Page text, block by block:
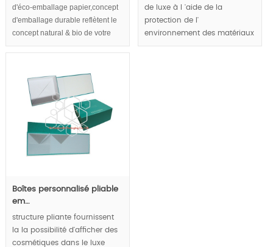
d'éco-emballage papier,concept
d'emballage durable reflètent le
concept natural & bio de votre
cosmétique.
de luxe à l 'aide de la
protection de l'
environnement des matériaux
d 'emballage cosmétique
Boîtes personnalisé pliable
em…
structure pliante fournissent
la la possibilité d'afficher des
cosmétiques dans le luxe